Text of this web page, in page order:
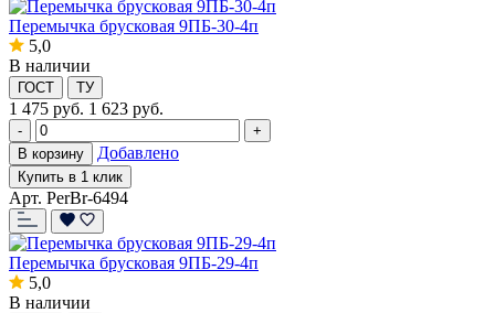
Перемычка брусковая 9ПБ-30-4п
5,0
В наличии
ГОСТ ТУ
1 475 руб. 1 623 руб.
-
+
В корзину
Добавлено
Купить в 1 клик
Арт. PerBr-6494
Перемычка брусковая 9ПБ-29-4п
5,0
В наличии